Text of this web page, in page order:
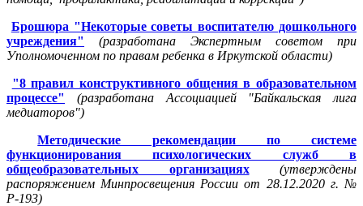
Брошюра "Некоторые советы воспитателю дошкольного
учреждения"
(разработана Экспертным советом при
Уполномоченном по правам ребенка в Иркутской области)
"8 правил конструктивного общения в образовательном
процессе"
(разработана Ассоциацией "Байкальская лига
медиаторов")
Методические рекомендации по системе
функционирования психологических служб в
общеобразовательных организациях
(утверждены
распоряжением Минпросвещения России от 28.12.2020 г. №
Р-193)